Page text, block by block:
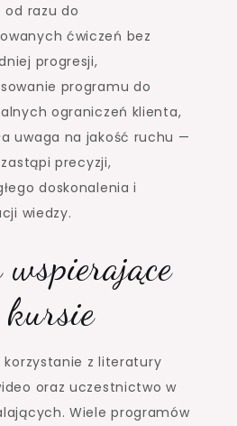
od razu do
ćwiczeń bez
progresji,
programu do
ograniczeń klienta,
uwaga na jakość ruchu —
precyzji,
doskonalenia i
wiedzy.
z literatury
oraz uczestnictwo w
Wiele programów